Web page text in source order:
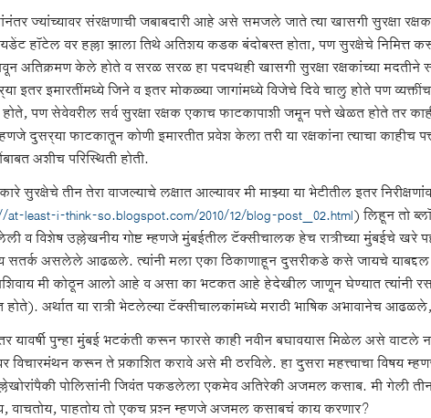
ज्यांच्यावर संरक्षणाची जबाबदारी आहे असे समजले जाते त्या खासगी सुरक्षा
हॉटेल वर हल्ला झाला तिथे अतिशय कडक बंदोबस्त होता, पण सुरक्षेचे निमित्त
अतिक्रमण केले होते व सरळ सरळ हा पदपथही खासगी सुरक्षा रक्षकांच्या मदतीने
इतर इमारतींमध्ये जिने व इतर मोकळ्या जागांमध्ये विजेचे दिवे चालु होते पण
पण सेवेवरील सर्व सुरक्षा रक्षक एकाच फाटकापाशी जमून पत्ते खेळत होते तर
दुसर्‍या फाटकातून कोणी इमारतीत प्रवेश केला तरी या रक्षकांना त्याचा काहीच
अशीच परिस्थिती होती.
सुरक्षेचे तीन तेरा वाजल्याचे लक्षात आल्यावर मी माझ्या या भेटीतील इतर
at-least-i-think-so.blogspot.com/2010/12/blog-post_02.html) लिहून तो
व विशेष उल्लेखनीय गोष्ट म्हणजे मुंबईतील टॅक्सीचालक हेच रात्रीच्या मुंबईचे खरे
सतर्क असलेले आढळले. त्यांनी मला एका ठिकाणाहून दुसरीकडे कसे जायचे याबद्दल
मी कोठून आलो आहे व असा का भटकत आहे हेदेखील जाणून घेण्यात त्यांनी
होते). अर्थात या रात्री भेटलेल्या टॅक्सीचालकांमध्ये मराठी भाषिक अभावानेच
यावर्षी पुन्हा मुंबई भटकंती करून फारसे काही नवीन बघावयास मिळेल असे वाटले
विचारमंथन करून ते प्रकाशित करावे असे मी ठरविले. हा दुसरा महत्त्वाचा विषय
पोलिसांनी जिवंत पकडलेला एकमेव अतिरेकी अजमल कसाब. मी गेली
वाचतोय, पाहतोय तो एकच प्रश्न म्हणजे अजमल कसाबचं काय करणार?